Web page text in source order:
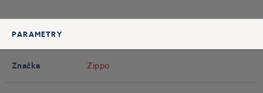
PARAMETRY
Značka Zippo